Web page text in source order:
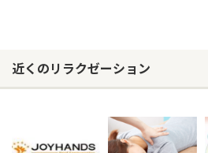
近くのリラクゼーション